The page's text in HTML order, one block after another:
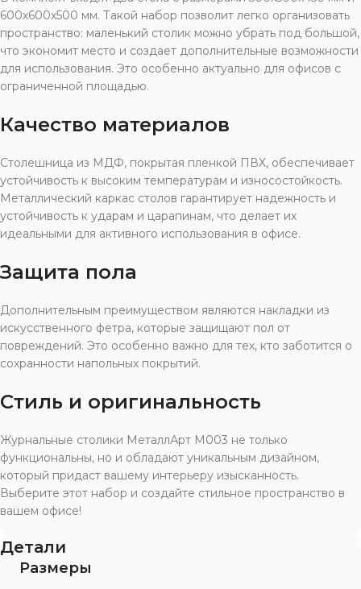
600x600x500 мм. Такой набор позволит легко организовать
пространство: маленький столик можно убрать под большой,
что экономит место и создает дополнительные возможности
для использования. Это особенно актуально для офисов с
ограниченной площадью.
Качество материалов
Столешница из МДФ, покрытая пленкой ПВХ, обеспечивает
устойчивость к высоким температурам и износостойкость.
Металлический каркас столов гарантирует надежность и
устойчивость к ударам и царапинам, что делает их
идеальными для активного использования в офисе.
Защита пола
Дополнительным преимуществом являются накладки из
искусственного фетра, которые защищают пол от
повреждений. Это особенно важно для тех, кто заботится о
сохранности напольных покрытий.
Стиль и оригинальность
Журнальные столики МеталлАрт М003 не только
функциональны, но и обладают уникальным дизайном,
который придаст вашему интерьеру изысканность.
Выберите этот набор и создайте стильное пространство в
вашем офисе!
Детали
Размеры